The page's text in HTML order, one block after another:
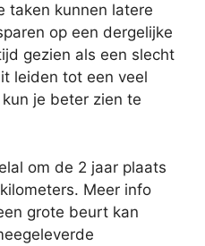
taken kunnen latere
op een dergelijke
gezien als een slecht
leiden tot een veel
je beter zien te
om de 2 jaar plaats
Meer info
grote beurt kan